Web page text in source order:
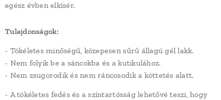
egész évben elkísér.
Tulajdonságok:
- Tökéletes minőségű, közepesen sűrű állagú gél lakk.
- Nem folyik be a sáncokba és a kutikulához.
- Nem zsugorodik és nem ráncosodik a köttetés alatt.
- A tökéletes fedés és a színtartósság lehetővé teszi, hogy